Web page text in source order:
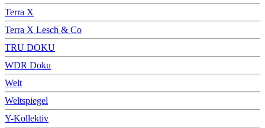
Terra X
Terra X Lesch & Co
TRU DOKU
WDR Doku
Welt
Weltspiegel
Y-Kollektiv